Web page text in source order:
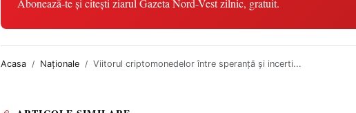
Abonează-te și citești ziarul Gazeta Nord-Vest zilnic, gratuit.
Acasa Naționale Viitorul criptomonedelor între speranță și incerti...